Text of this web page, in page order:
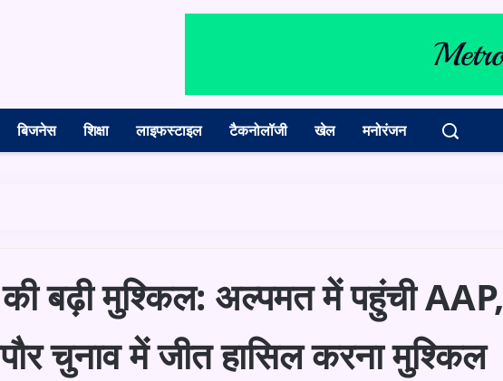
बिजनेस शिक्षा लाइफस्टाइल टैकनोलॉजी खेल मनोरंजन
की बढ़ी मुश्किल: अल्पमत में पहुंची AAP,
चुनाव में जीत हासिल करना मुश्किल